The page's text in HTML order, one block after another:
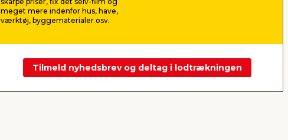
Indeklimamærket.
168,00
Se mere
meget mere indenfor hus, have,
værktøj, byggematerialer osv.
Tilmeld nyhedsbrev og deltag i lodtrækningen